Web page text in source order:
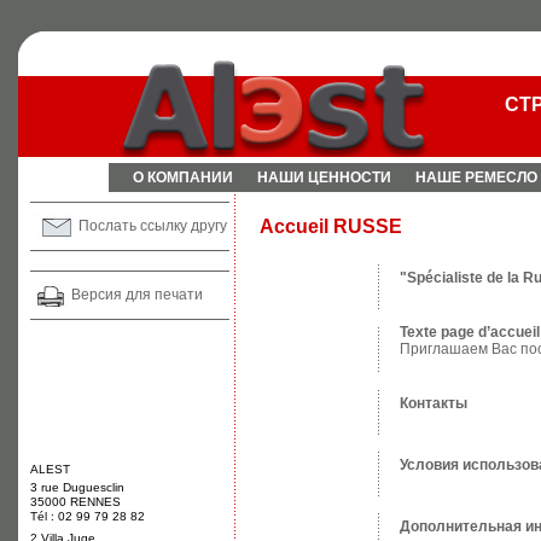
О КОМПАНИИ НАШИ ЦЕННОСТИ НАШЕ РЕМЕСЛО
Послать ссылку другу
Версия для печати
Accueil RUSSE
"Spécialiste de la
Texte page d’accueil
Приглашаем Вас
Контакты
Условия
Дополнительная
ALEST
3 rue Duguesclin
35000 RENNES
Tél : 02 99 79 28 82
2 Villa Juge